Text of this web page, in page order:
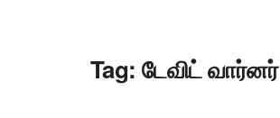
Tag:டேவிட் வார்னர்